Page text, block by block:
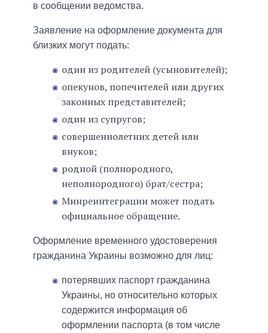
в сообщении ведомства.
Заявление на оформление документа для
близких могут подать:
один из родителей (усыновителей);
опекунов, попечителей или других
законных представителей;
один из супругов;
совершеннолетних детей или
внуков;
родной (полнородного,
неполнородного) брат/сестра;
Минреинтеграции может подать
официальное обращение.
Оформление временного удостоверения
гражданина Украины возможно для лиц:
потерявших паспорт гражданина
Украины, но относительно которых
содержится информация об
оформлении паспорта (в том числе